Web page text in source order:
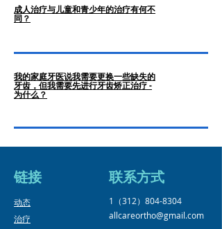
成人治疗与儿童和青少年的治疗有何不
同？
我的家庭牙医说我需要更换一些缺失的
牙齿，但我需要先进行牙齿矫正治疗 -
为什么？
链接
​动态
治疗
​联系方式
1（312）804-8304
allcareortho@gmail.com